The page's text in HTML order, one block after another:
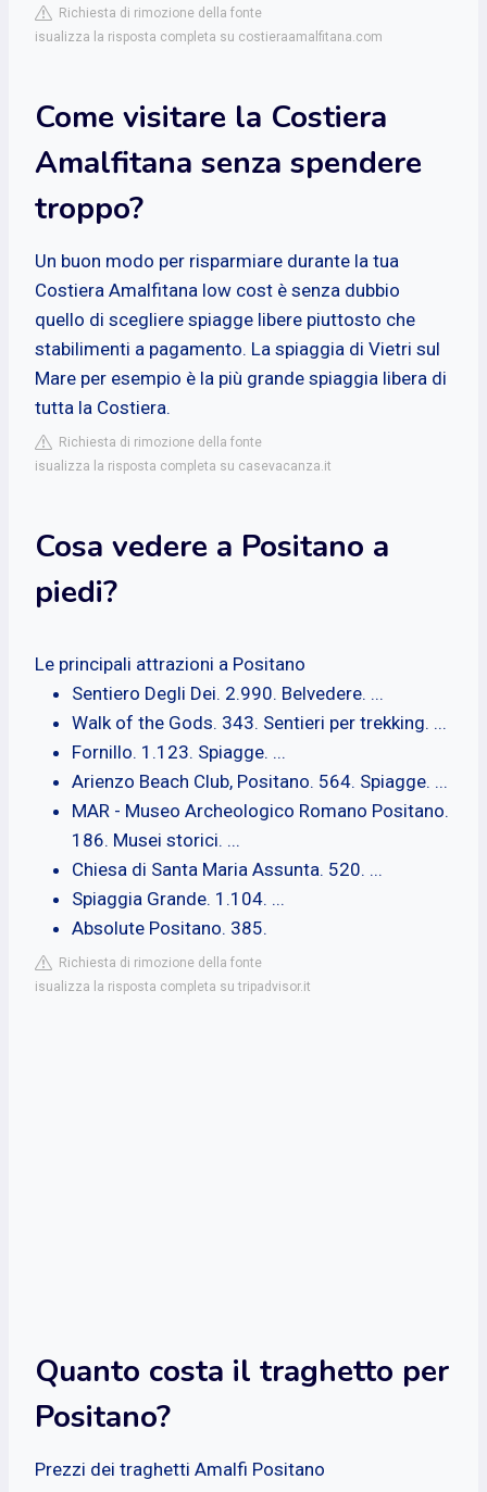
Richiesta di rimozione della fonte
isualizza la risposta completa su costieraamalfitana.com
Come visitare la Costiera
Amalfitana senza spendere
troppo?
Un buon modo per risparmiare durante la tua
Costiera Amalfitana low cost è senza dubbio
quello di scegliere spiagge libere piuttosto che
stabilimenti a pagamento. La spiaggia di Vietri sul
Mare per esempio è la più grande spiaggia libera di
tutta la Costiera.
Richiesta di rimozione della fonte
isualizza la risposta completa su casevacanza.it
Cosa vedere a Positano a
piedi?
Le principali attrazioni a Positano
Sentiero Degli Dei. 2.990. Belvedere. ...
Walk of the Gods. 343. Sentieri per trekking. ...
Fornillo. 1.123. Spiagge. ...
Arienzo Beach Club, Positano. 564. Spiagge. ...
MAR - Museo Archeologico Romano Positano.
186. Musei storici. ...
Chiesa di Santa Maria Assunta. 520. ...
Spiaggia Grande. 1.104. ...
Absolute Positano. 385.
Richiesta di rimozione della fonte
isualizza la risposta completa su tripadvisor.it
Quanto costa il traghetto per
Positano?
Prezzi dei traghetti Amalfi Positano